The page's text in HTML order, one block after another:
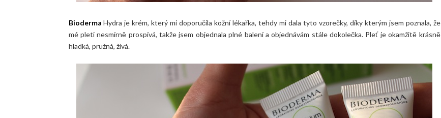
Bioderma Hydra je krém, který mi doporučila kožní lékařka, tehdy mi dala tyto vzorečky, díky kterým jsem poznala, že
mé pleti nesmírně prospívá, takže jsem objednala plné balení a objednávám stále dokolečka. Pleť je okamžitě krásně
hladká, pružná, živá.